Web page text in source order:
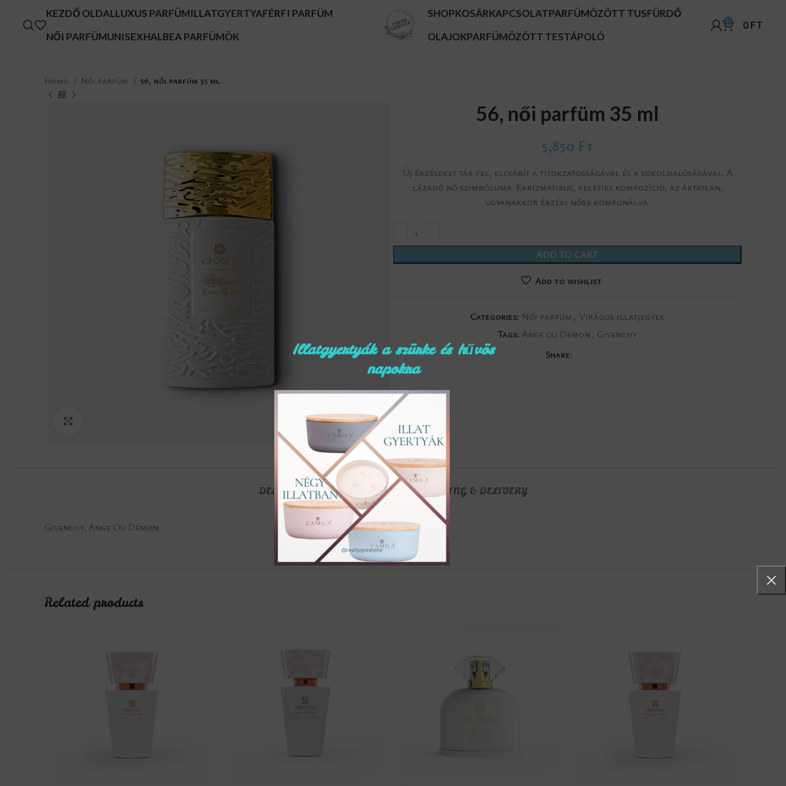
Illatgyertyák a szürke és hűvös
napokra
KEZDŐ OLDALLUXUS PARFÜMILLATGYERTYAFÉRFI PARFÜM
NŐI PARFÜMUNISEXHALBEA PARFÜMÖK
SHOPKOSÁRKAPCSOLATPARFÜMÖZÖTT TUSFÜRDŐ
OLAJOKPARFÜMÖZÖTT TESTÁPOLÓ
0 0FT
Home Női parfüm 56, női parfüm 35 ml
56, női parfüm 35 ml
5,850 Ft
Új érzéseket tár fel, elcsábít a titokzatosságával és a sokoldalúságával. A
lázadó nő szimbóluma. Karizmatikus, keleties kompozíció, az ártatlan,
ugyanakkor érzéki nőre komponálva.
ADD TO CART
Add to wishlist
Categories: Női parfüm , Virágos illatjegyek
Tags: Ange ou Demon , Givenchy
Share:
DESCRIPTION REVIEWS (0) SHIPPING & DELIVERY
Givenchy, Ange Ou Demon
Related products